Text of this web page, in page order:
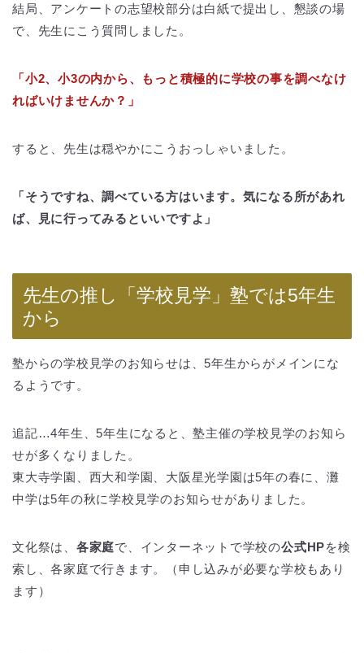
結局、アンケートの志望校部分は白紙で提出し、懇談の場
で、先生にこう質問しました。
「小2、小3の内から、もっと積極的に学校の事を調べなけ
ればいけませんか？」
すると、先生は穏やかにこうおっしゃいました。
「そうですね、調べている方はいます。気になる所があれ
ば、見に行ってみるといいですよ」
先生の推し「学校見学」塾では5年生
から
塾からの学校見学のお知らせは、5年生からがメインにな
るようです。
追記…4年生、5年生になると、塾主催の学校見学のお知ら
せが多くなりました。
東大寺学園、西大和学園、大阪星光学園は5年の春に、灘
中学は5年の秋に学校見学のお知らせがありました。
文化祭は、 各家庭で、インターネットで学校の公式HPを検
索し、各家庭で行きます。（申し込みが必要な学校もあり
ます）